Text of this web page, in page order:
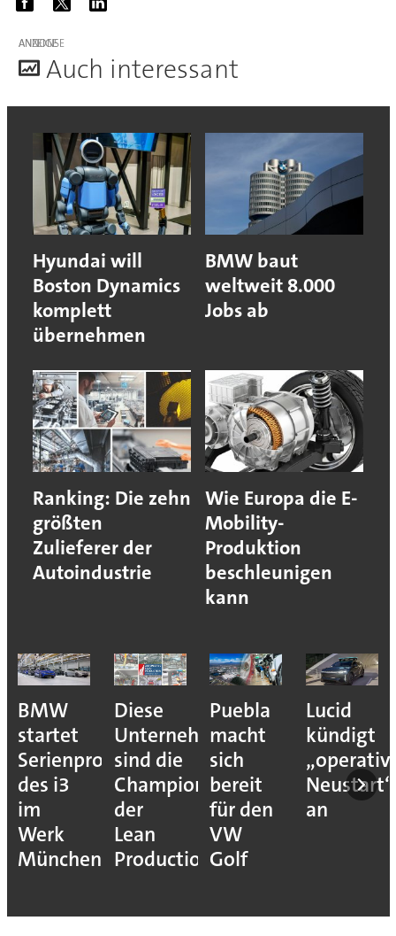
ANZEIGE
Auch interessant
Hyundai will
Boston Dynamics
komplett
übernehmen
BMW baut
weltweit 8.000
Jobs ab
Ranking: Die zehn
größten
Zulieferer der
Autoindustrie
Wie Europa die E-
Mobility-
Produktion
beschleunigen
kann
BMW
startet
Serienproduktion
des i3
im
Werk
München
Diese
Unternehmen
sind die
Champions
der
Lean
Production
Puebla
macht
sich
bereit
für den
VW
Golf
Lucid
kündigt
Neustart“
an